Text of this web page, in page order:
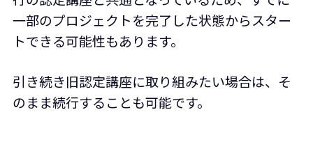
一部のプロジェクトを完了した状態からスター
トできる可能性もあります。
引き続き旧認定講座に取り組みたい場合は、そ
のまま続行することも可能です。